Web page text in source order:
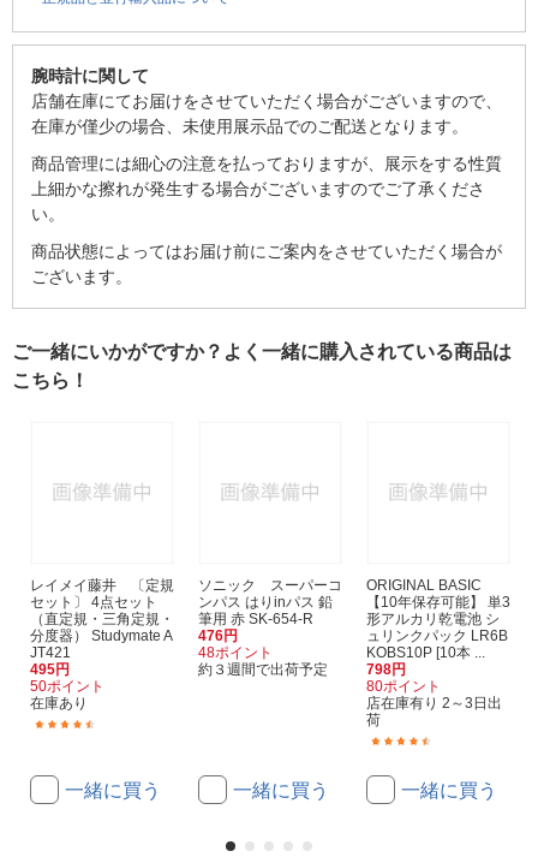
腕時計に関して
店舗在庫にてお届けをさせていただく場合がございますので、
在庫が僅少の場合、未使用展示品でのご配送となります。
商品管理には細心の注意を払っておりますが、展示をする性質
上細かな擦れが発生する場合がございますのでご了承くださ
い。
商品状態によってはお届け前にご案内をさせていただく場合が
ございます。
ご一緒にいかがですか？よく一緒に購入されている商品は
こちら！
レイメイ藤井 〔定規
セット〕 4点セット
（直定規・三角定規・
分度器） Studymate A
JT421
495円
50ポイント
在庫あり
一緒に買う
ソニック スーパーコ
ンパス はりinパス 鉛
筆用 赤 SK-654-R
476円
48ポイント
約３週間で出荷予定
一緒に買う
ORIGINAL BASIC
【10年保存可能】 単3
形アルカリ乾電池 シ
ュリンクパック LR6B
KOBS10P [10本 ...
798円
80ポイント
店在庫有り 2～3日出
荷
一緒に買う